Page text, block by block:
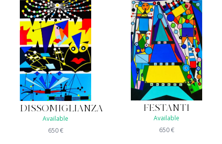
DISSOMIGLIANZA
Available
650€
FESTANTI
Available
650€